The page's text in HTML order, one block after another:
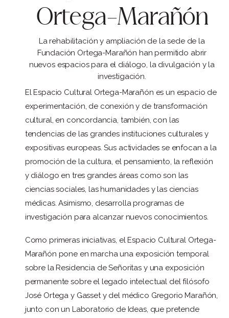
Ortega-Marañón
La rehabilitación y ampliación de la sede de la
Fundación Ortega-Marañón han permitido abrir
nuevos espacios para el diálogo, la divulgación y la
investigación.
El Espacio Cultural Ortega-Marañón es un espacio de
experimentación, de conexión y de transformación
cultural, en concordancia, también, con las
tendencias de las grandes instituciones culturales y
expositivas europeas. Sus actividades se enfocan a la
promoción de la cultura, el pensamiento, la reflexión
y diálogo en tres grandes áreas como son las
ciencias sociales, las humanidades y las ciencias
médicas. Asimismo, desarrolla programas de
investigación para alcanzar nuevos conocimientos.
Como primeras iniciativas, el Espacio Cultural Ortega-
Marañón pone en marcha una exposición temporal
sobre la Residencia de Señoritas y una exposición
permanente sobre el legado intelectual del filósofo
José Ortega y Gasset y del médico Gregorio Marañón,
junto con un Laboratorio de Ideas, que pretende